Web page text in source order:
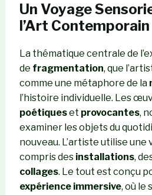
Un Voyage
l’Art Contemporain
La thématique centrale de
de fragmentation, que
comme une métaphore de la
l’histoire individuelle. Les
poétiqueset provocantes,
examiner les objets du
nouveau. L’artiste utilise une
compris des installations,
collages. Le tout est conçu
expérience immersive, où le